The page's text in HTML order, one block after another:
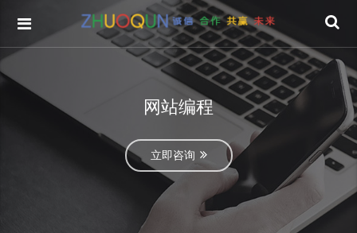
网站编程
立即咨询